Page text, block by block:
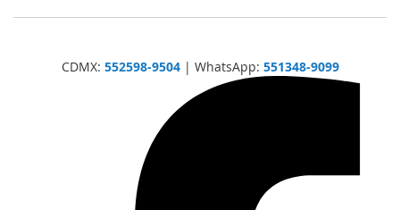
CDMX: 552598-9504| WhatsApp: 551348-9099